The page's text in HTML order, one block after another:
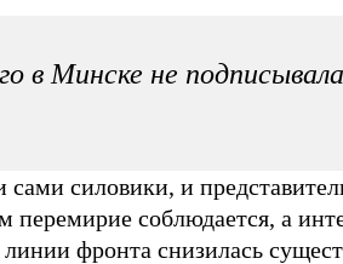
в Минске не
сами силовики, и
перемирие соблюдается, а
линии фронта снизилась